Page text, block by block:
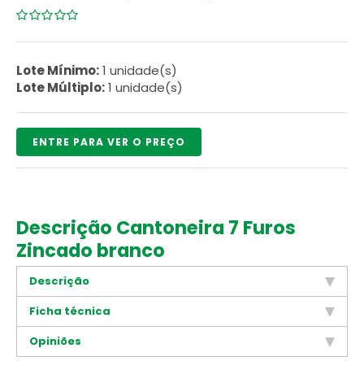
de
reviews
Lote Mínimo:1 unidade(s)
Lote Múltiplo:1 unidade(s)
ENTRE PARA VER O PREÇO
Descrição Cantoneira 7 Furos
Zincado branco
Descrição
Ficha técnica
Opiniões